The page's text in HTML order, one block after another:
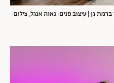
גן | עיצוב פנים: נאוה אנגל, צילום: